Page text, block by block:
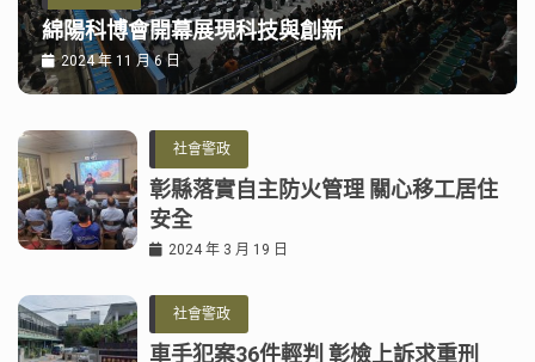
綿陽科博會開幕展現科技與創新
2024 年 11 月 6 日
社會警政
彰縣落實自主防火管理 關心移工居住
安全
2024 年 3 月 19 日
社會警政
車手犯案36件輕判 彰檢上訴求重刑